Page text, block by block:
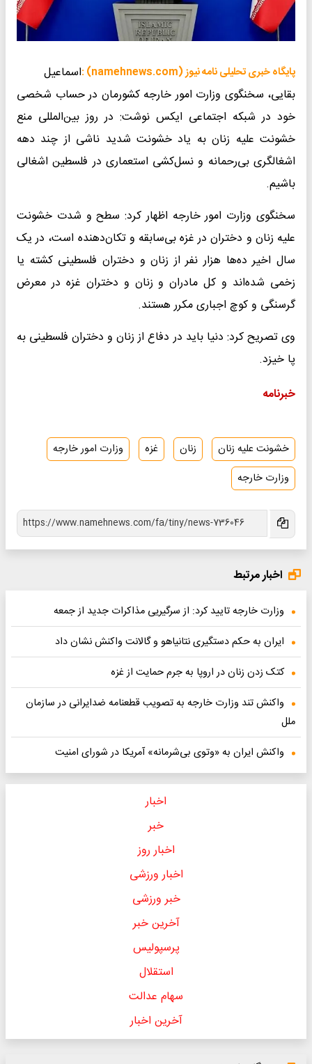
پایگاه خبری تحلیلی نامه نیوز (namehnews.com) :
اسماعیل
بقایی، سخنگوی وزارت امور خارجه کشورمان در حساب شخصی
خود در شبکه اجتماعی ایکس نوشت: در روز بین‌المللی منع
خشونت علیه زنان به یاد خشونت شدید ناشی از چند دهه
اشغالگری بی‌رحمانه و نسل‌کشی استعماری در فلسطین اشغالی
باشیم.
سخنگوی وزارت امور خارجه اظهار کرد: سطح و شدت خشونت
علیه زنان و دختران در غزه بی‌سابقه و تکان‌دهنده است، در یک
سال اخیر ده‌ها هزار نفر از زنان و دختران فلسطینی کشته یا
زخمی شده‌اند و کل مادران و زنان و دختران غزه در معرض
گرسنگی و کوچ اجباری مکرر هستند.
وی تصریح کرد: دنیا باید در دفاع از زنان و دختران فلسطینی به
پا خیزد.
خبرنامه
خشونت علیه زنان زنان غزه
وزارت امور خارجه
وزارت خارجه
اخبار مرتبط
وزارت خارجه تایید کرد: از سرگیریی مذاکرات جدید از جمعه
ایران به حکم دستگیری نتانیاهو و گالانت واکنش نشان داد
کتک زدن زنان در اروپا به جرم حمایت از غزه
واکنش تند وزارت خارجه به تصویب قطعنامه ضدایرانی در سازمان
ملل
واکنش ایران به «وتوی بی‌شرمانه» آمریکا در شورای امنیت
اخبار
خبر
اخبار روز
اخبار ورزشی
خبر ورزشی
آخرین خبر
پرسپولیس
استقلال
سهام عدالت
آخرین اخبار